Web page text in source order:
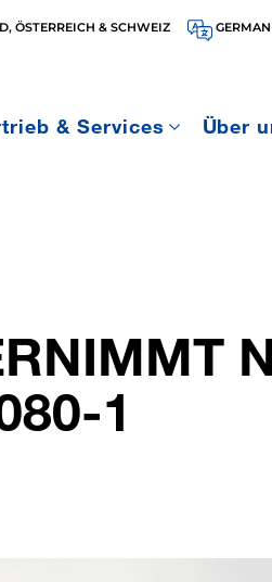
ÖSTERREICH & SCHWEIZ GERMAN
& Services Über
1